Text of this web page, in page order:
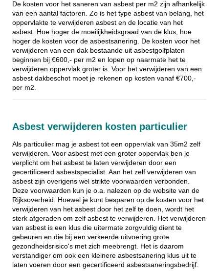
De kosten voor het saneren van asbest per m2 zijn afhankelijk
van een aantal factoren. Zo is het type asbest van belang, het
oppervlakte te verwijderen asbest en de locatie van het
asbest. Hoe hoger de moeilijkheidsgraad van de klus, hoe
hoger de kosten voor de asbestsanering. De kosten voor het
verwijderen van een dak bestaande uit asbestgolfplaten
beginnen bij €600,- per m2 en lopen op naarmate het te
verwijderen oppervlak groter is. Voor het verwijderen van een
asbest dakbeschot moet je rekenen op kosten vanaf €700,-
per m2.
Asbest verwijderen kosten particulier
Als particulier mag je asbest tot een oppervlak van 35m2 zelf
verwijderen. Voor asbest met een groter oppervlak ben je
verplicht om het asbest te laten verwijderen door een
gecertificeerd asbestspecialist. Aan het zelf verwijderen van
asbest zijn overigens wel strikte voorwaarden verbonden.
Deze voorwaarden kun je o.a. nalezen op de website van de
Rijksoverheid. Hoewel je kunt besparen op de kosten voor het
verwijderen van het asbest door het zelf te doen, wordt het
sterk afgeraden om zelf asbest te verwijderen. Het verwijderen
van asbest is een klus die uitermate zorgvuldig dient te
gebeuren en die bij een verkeerde uitvoering grote
gezondheidsrisico's met zich meebrengt. Het is daarom
verstandiger om ook een kleinere asbestsanering klus uit te
laten voeren door een gecertificeerd asbestsaneringsbedrijf.